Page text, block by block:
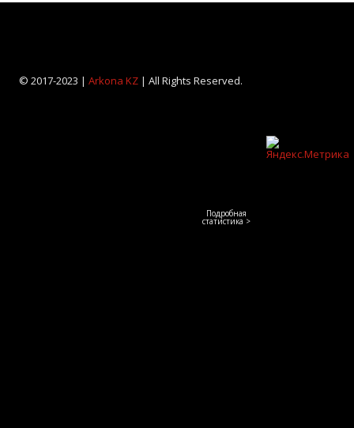
© 2017-2023 | Arkona KZ| All Rights Reserved.
Подробная
статистика >